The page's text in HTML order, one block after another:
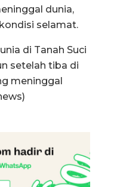
dunia,
selamat.
di Tanah Suci
setelah tiba di
meninggal